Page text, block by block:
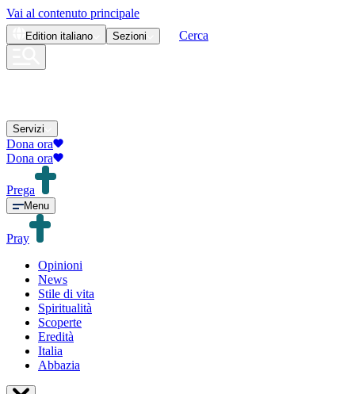
Vai al contenuto principale
Edition italiano Sezioni Cerca
Servizi
Dona ora
Dona ora
Prega
Menu
Pray
Opinioni
News
Stile di vita
Spiritualità
Scoperte
Eredità
Italia
Abbazia